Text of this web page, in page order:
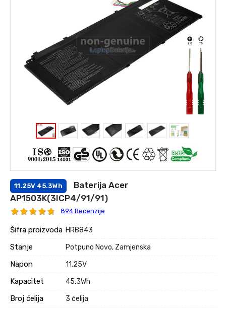
11.25V 45.3Wh
Baterija Acer
AP1503K(3ICP4/91/91)
894 Recenzije
Šifra proizvoda HRB843
Stanje Potpuno Novo, Zamjenska
Napon 11.25V
Kapacitet 45.3Wh
Broj ćelija 3 ćelija